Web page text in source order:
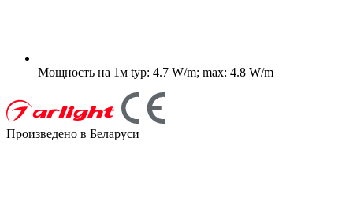
Мощность на 1м typ: 4.7 W/m; max: 4.8 W/m
Произведено в Беларуси